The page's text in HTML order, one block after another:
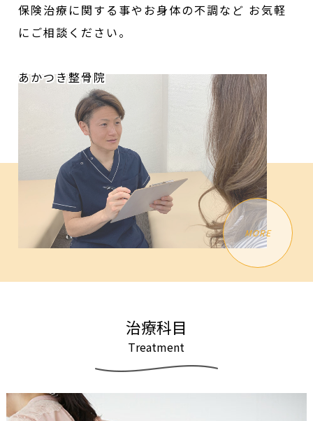
保険治療に関する事やお身体の不調など お気軽
にご相談ください。
あかつき整骨院
MORE
治療科目
Treatment